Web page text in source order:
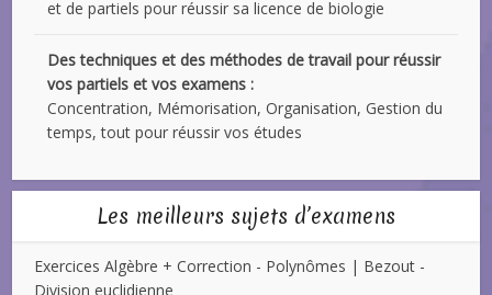
et de partiels pour réussir sa licence de biologie
Des techniques et des méthodes de travail pour réussir
vos partiels et vos examens :
Concentration, Mémorisation, Organisation, Gestion du
temps, tout pour réussir vos études
Les meilleurs sujets d’examens
Exercices Algèbre + Correction - Polynômes | Bezout -
Division euclidienne